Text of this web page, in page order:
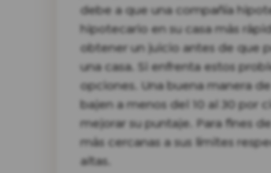
debe a que una compañía
hipotecario en su casa más
obtener un juicio antes de que
una casa. Si enfrenta estos
opciones. Una buena manera
bajen a menos del 10 al 30 por
mejorar su puntaje. Para fines
más cercanas a sus límites
altas.